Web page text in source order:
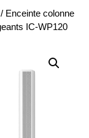
/ Enceinte colonne
IC-WP120